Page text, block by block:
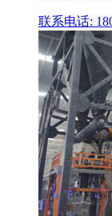
联系电话: